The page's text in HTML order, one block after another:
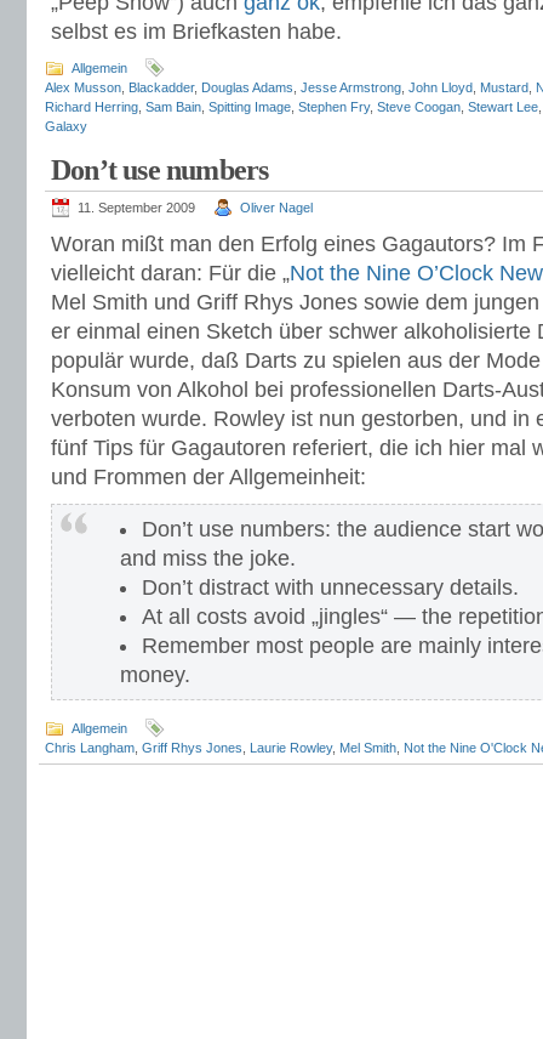
selbst es im Briefkasten habe.
Allgemein
Alex Musson Blackadder, Douglas Adams Jesse Armstrong John Lloyd Mustard
Richard Herring Sam Bain Spitting Image Stephen Fry, Steve Coogan Stewart Lee
Galaxy
Don’t use numbers
11. September 2009 Oliver Nagel
Woran mißt man den Erfolg eines Gagautors? Im
vielleicht daran: Für die „Not the Nine O’Clock
Mel Smith und Griff Rhys Jones sowie dem
er einmal einen Sketch über schwer alkoholisierte
populär wurde, daß Darts zu spielen aus der
Konsum von Alkohol bei professionellen Darts-
verboten wurde. Rowley ist nun gestorben, und in
fünf Tips für Gagautoren referiert, die ich hier mal
und Frommen der Allgemeinheit:
Don’t use numbers: the audience start
and miss the joke.
Don’t distract with unnecessary details.
At all costs avoid „jingles“ — the
Remember most people are mainly
money.
Allgemein
Chris Langham Griff Rhys Jones Laurie Rowley, Mel Smith Not the Nine O'Clock